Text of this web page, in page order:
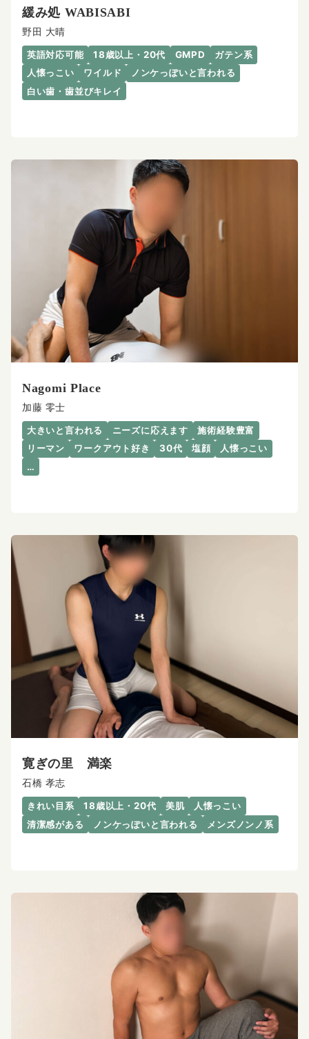
緩み処 WABISABI
野田 大晴
英語対応可能 18歳以上・20代 GMPD
ガテン系
人懐っこい
ワイルド
ノンケっぽいと言われる
白い歯・歯並びキレイ
Nagomi Place
加藤 零士
大きいと言われる ニーズに応えます
施術経験豊富
リーマン
ワークアウト好き 30代 塩顔
人懐っこい
…
寛ぎの里 満楽
石橋 孝志
きれい目系 18歳以上・20代 美肌
人懐っこい
清潔感がある
ノンケっぽいと言われる メンズノンノ系